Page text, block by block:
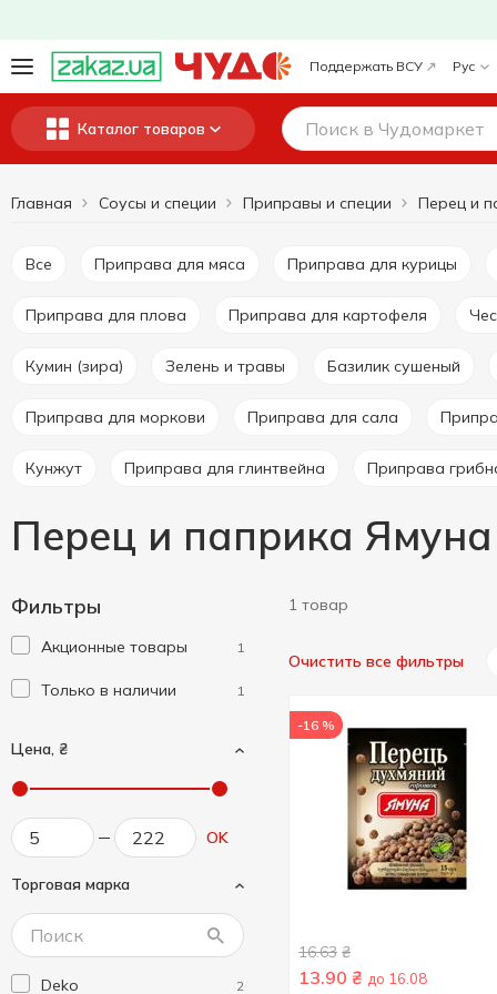
Поддержать ВСУ Рус
Каталог товаров
Главная Соусы и специи Приправы и специи Перец и
Все Приправа для мяса Приправа для курицы
Приправа для плова Приправа для картофеля
Кумин (зира) Зелень и травы Базилик сушеный
Приправа для моркови Приправа для сала
Кунжут Приправа для глинтвейна Приправа
Перец и паприка Ямуна
Фильтры
Акционные товары 1
Только в наличии 1
Цена, ₴
OK
Торговая марка
Deko 2
1 товар
Очистить все фильтры
-16 %
16.63 ₴
13.90 ₴ до 16.08